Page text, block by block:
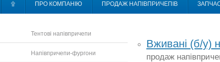
۩ ПРО КОМПАНІЮ ПРОДАЖ НАПІВПРИЧЕПІВ
Тентові напівпричепи
Напівпричепи-фургони
Вживані (б/у)
продаж